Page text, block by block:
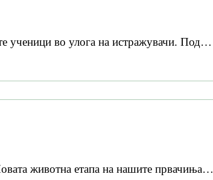
ученици во улога на истражувачи. Под…
животна етапа на нашите првачиња…